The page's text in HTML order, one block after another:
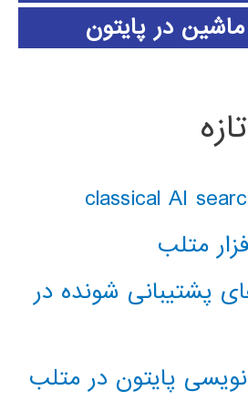
در پایتون
متلب
پشتیبانی شونده در
نویسی پایتون در متلب